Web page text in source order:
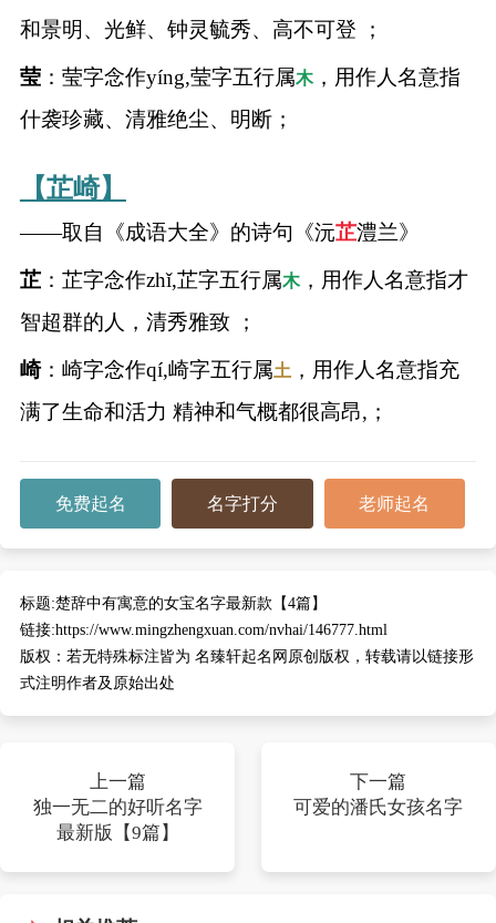
和景明、光鲜、钟灵毓秀、高不可登 ；
莹：莹字念作yíng,莹字五行属木，用作人名意指
什袭珍藏、清雅绝尘、明断；
【芷崎】
——取自《成语大全》的诗句《沅芷澧兰》
芷：芷字念作zhǐ,芷字五行属木，用作人名意指才
智超群的人，清秀雅致 ；
崎：崎字念作qí,崎字五行属土 ，用作人名意指充
满了生命和活力 精神和气概都很高昂,；
免费起名 名字打分 老师起名
标题:楚辞中有寓意的女宝名字最新款【4篇】
链接:https://www.mingzhengxuan.com/nvhai/146777.html
版权： 若无特殊标注皆为 名臻轩起名网原创版权，转载请以链接形
式注明作者及原始出处
上一篇
独一无二的好听名字
最新版【9篇】
下一篇
可爱的潘氏女孩名字